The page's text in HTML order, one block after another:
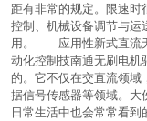
距有非常的规定。限速时
控制、机械设备调节与运
用。 应用性新式直流无
动化控制技南通无刷电机
的。它不仅在交直流领域
据信号传感器等领域。大
日常生活中也会常常看